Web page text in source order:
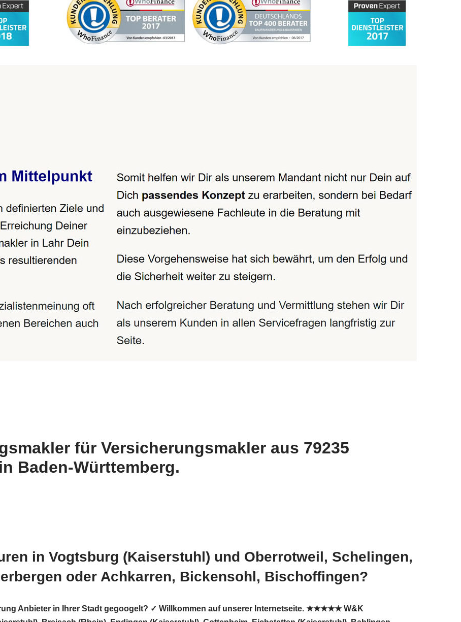
für Versicherungsmakler aus 79235
Baden-Württemberg.
in Vogtsburg (Kaiserstuhl) und Oberrotweil, Schelingen,
oder Achkarren, Bickensohl, Bischoffingen?
Anbieter in Ihrer Stadt gegoogelt? ✓ Willkommen auf unserer Internetseite. ★★★★★ W&K